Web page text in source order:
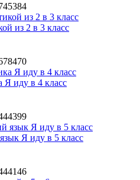
из 2 в 3 класс
Я иду в 4 класс
Я иду в 5 класс